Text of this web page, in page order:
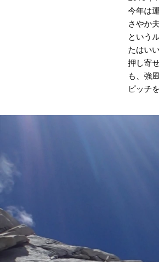
今年は
さやか
という
たはい
押し寄
も、強
ピッチ